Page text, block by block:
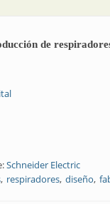
de
Schneider Electric
respiradores diseño